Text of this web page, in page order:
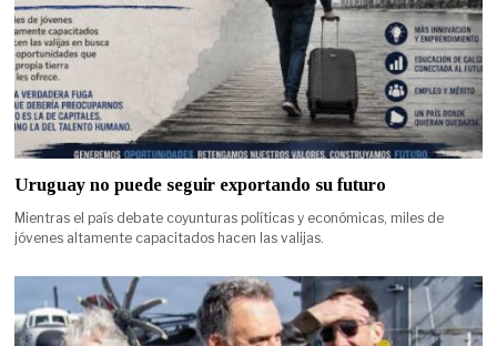
Uruguay no puede seguir exportando su futuro
Mientras el país debate coyunturas políticas y económicas, miles de
jóvenes altamente capacitados hacen las valijas.